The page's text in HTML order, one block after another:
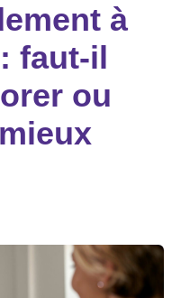
à
faut-il
ou